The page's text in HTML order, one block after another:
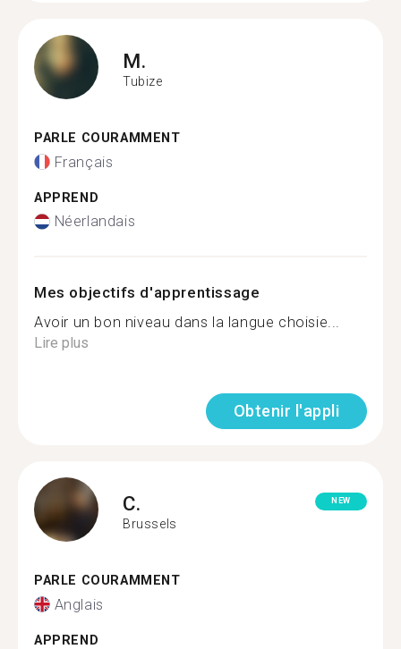
M.
Tubize
PARLE COURAMMENT
Français
APPREND
Néerlandais
Mes objectifs d'apprentissage
Avoir un bon niveau dans la langue choisie...
Lire plus
Obtenir l'appli
C.
Brussels
NEW
PARLE COURAMMENT
Anglais
APPREND